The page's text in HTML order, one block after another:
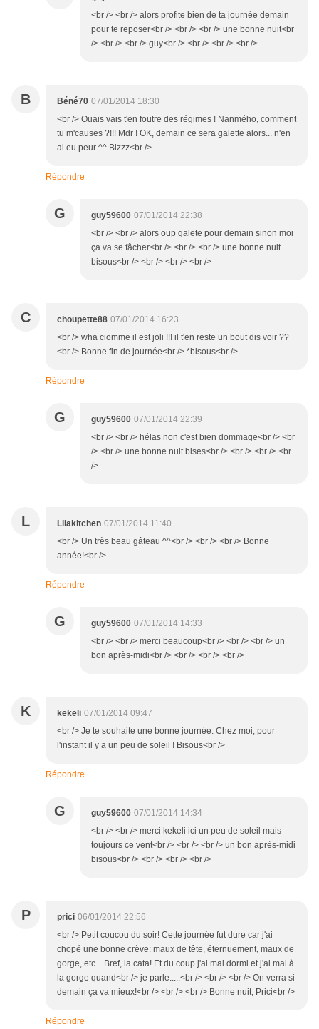
<br /> <br /> alors profite bien de ta journée demain
pour te reposer<br /> <br /> <br /> une bonne nuit<br
/> <br /> <br /> guy<br /> <br /> <br /> <br />
B Béné70 07/01/2014 18:30
<br /> Ouais vais t'en foutre des régimes ! Nanmého, comment
tu m'causes ?!!! Mdr ! OK, demain ce sera galette alors... n'en
ai eu peur ^^ Bizzz<br />
Répondre
G guy59600 07/01/2014 22:38
<br /> <br /> alors oup galete pour demain sinon moi
ça va se fâcher<br /> <br /> <br /> une bonne nuit
bisous<br /> <br /> <br /> <br />
C choupette88 07/01/2014 16:23
<br /> wha ciomme il est joli !!! il t'en reste un bout dis voir ??
<br /> Bonne fin de journée<br /> *bisous<br />
Répondre
G guy59600 07/01/2014 22:39
<br /> <br /> hélas non c'est bien dommage<br /> <br
/> <br /> une bonne nuit bises<br /> <br /> <br /> <br
/>
L Lilakitchen 07/01/2014 11:40
<br /> Un très beau gâteau ^^<br /> <br /> <br /> Bonne
année!<br />
Répondre
G guy59600 07/01/2014 14:33
<br /> <br /> merci beaucoup<br /> <br /> <br /> un
bon après-midi<br /> <br /> <br /> <br />
K kekeli 07/01/2014 09:47
<br /> Je te souhaite une bonne journée. Chez moi, pour
l'instant il y a un peu de soleil ! Bisous<br />
Répondre
G guy59600 07/01/2014 14:34
<br /> <br /> merci kekeli ici un peu de soleil mais
toujours ce vent<br /> <br /> <br /> un bon après-midi
bisous<br /> <br /> <br /> <br />
P prici 06/01/2014 22:56
<br /> Petit coucou du soir! Cette journée fut dure car j'ai
chopé une bonne crève: maux de tête, éternuement, maux de
gorge, etc... Bref, la cata! Et du coup j'ai mal dormi et j'ai mal à
la gorge quand<br /> je parle.....<br /> <br /> <br /> On verra si
demain ça va mieux!<br /> <br /> <br /> Bonne nuit, Prici<br />
Répondre